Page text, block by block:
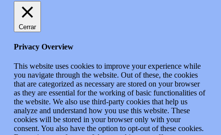
Cerrar
Privacy Overview
This website uses cookies to improve your experience while
you navigate through the website. Out of these, the cookies
that are categorized as necessary are stored on your browser
as they are essential for the working of basic functionalities of
the website. We also use third-party cookies that help us
analyze and understand how you use this website. These
cookies will be stored in your browser only with your
consent. You also have the option to opt-out of these cookies.